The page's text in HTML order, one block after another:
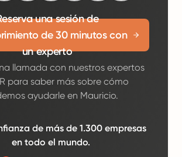
una sesión de
de 30 minutos con
un experto
llamada con nuestros expertos
para saber más sobre cómo
ayudarle en Mauricio.
de más de 1.300 empresas
en todo el mundo.